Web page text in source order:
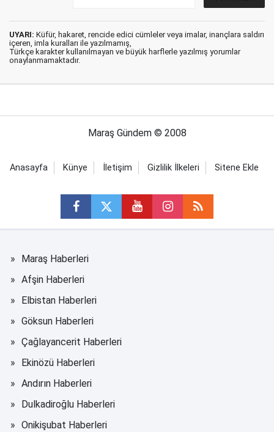
UYARI: Küfür, hakaret, rencide edici cümleler veya imalar, inançlara saldırı
içeren, imla kuralları ile yazılmamış,
Türkçe karakter kullanılmayan ve büyük harflerle yazılmış yorumlar
onaylanmamaktadır.
Maraş Gündem © 2008
Anasayfa Künye İletişim Gizlilik İlkeleri Sitene Ekle
Maraş Haberleri
Afşin Haberleri
Elbistan Haberleri
Göksun Haberleri
Çağlayancerit Haberleri
Ekinözü Haberleri
Andırın Haberleri
Dulkadiroğlu Haberleri
Onikişubat Haberleri